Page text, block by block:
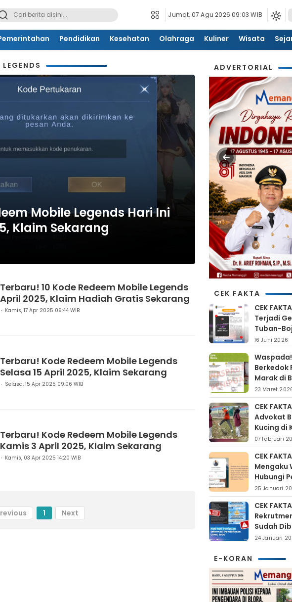
Jumat, 07 Agu 2026 09:03 WIB
Pendidikan Kesehatan Olahraga Kuliner Wisata
Mobile Legends Hari Ini
Klaim Sekarang
Terbaru! 10 Kode Redeem Mobile Legends
April 2025, Klaim Hadiah Gratis Sekarang
Kamis, 17 Apr 2025 09:44 WIB
Terbaru! Kode Redeem Mobile Legends
Selasa 15 April 2025, Klaim Sekarang
Selasa, 15 Apr 2025 09:06 WIB
Terbaru! Kode Redeem Mobile Legends
Kamis 3 April 2025, Klaim Sekarang
Kamis, 03 Apr 2025 14:20 WIB
1 Next
ADVERTORIAL
CEK FAKTA
CEK
Terjadi
Tuban-
Penjelasan
16 Juni 2026
Berkedok
Marak di
Diminta
23 Maret
CEK
Advokat
Kucing di
Sudah
07 Februari
CEK
Mengaku
Hubungi
25 Januari
CEK
Sudah
24 Januari
E-KORAN